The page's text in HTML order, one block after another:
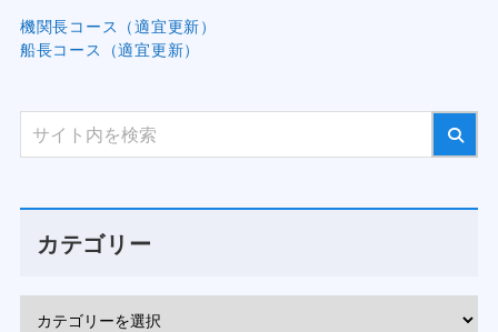
機関長コース（適宜更新）
船長コース（適宜更新）
カテゴリー